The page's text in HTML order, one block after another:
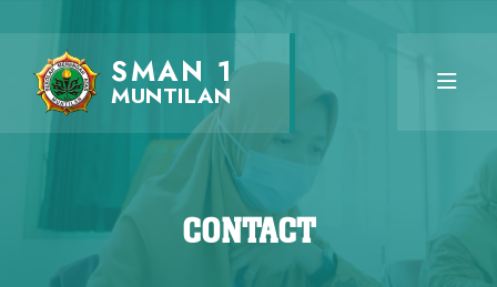
SMAN 1
MUNTILAN
CONTACT